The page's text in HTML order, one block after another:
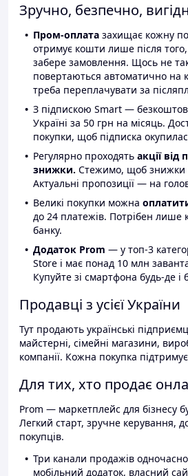
Зручно, безпечно,
Пром-оплата захищає кожну
отримує кошти лише після
забере замовлення. Щось не
повертаються автоматично на
треба переплачувати за
З підпискою Smart —
Україні за 50 грн на місяць.
покупки, щоб підписка
Регулярно проходять акції від
знижки. Стежимо, щоб знижки
Актуальні пропозиції — на
Великі покупки можна
до 24 платежів. Потрібен лише
банку.
Додаток Prom — у топ-3
Store і має понад 10 млн
Купуйте зі смартфона будь-де і
Продавці з усієї України
Тут продають українські
майстерні, сімейні магазини,
компанії. Кожна покупка
Для тих, хто продає
Prom — маркетплейс для бізнесу
Легкий старт, зручне керування,
покупців.
Три канали продажів
мобільний додаток, власний